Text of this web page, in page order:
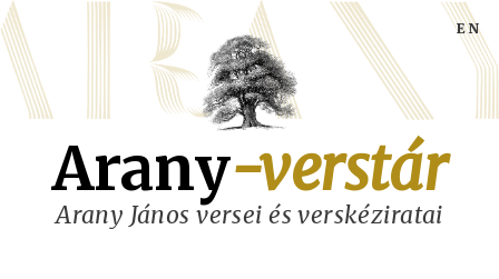
Ugrás
a
tartalomra
Arany-verstár
Arany János versei és verskéziratai